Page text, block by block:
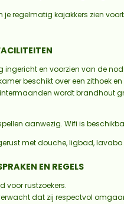
je regelmatig kajakkers zien
ingericht en voorzien van de
beschikt over een zithoek
wordt brandhout
aanwezig. Wifi is
met douche, ligbad, lavabo
EN REGELS
voor rustzoekers.
dat zij respectvol